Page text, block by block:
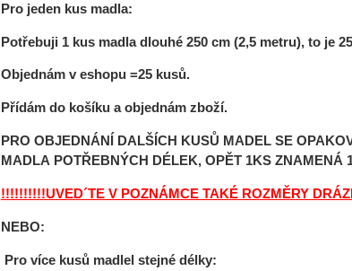
Pro jeden kus madla:
Potřebuji 1 kus madla dlouhé 250 cm (2,5 metru), to je 25
Objednám v eshopu =25 kusů.
Přídám do košíku a objednám zboží.
PRO OBJEDNÁNÍ DALŠÍCH KUSŮ MADEL SE
MADLA POTŘEBNÝCH DÉLEK, OPĚT 1KS ZNAMENÁ
!!!!!!!!!!UVED´TE V POZNÁMCE TAKÉ ROZMĚRY
NEBO:
Pro více kusů madlel stejné délky: